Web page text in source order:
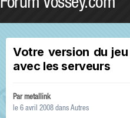
Forum Vossey.com
Votre version du
avec les serveurs
Parmetallink
le 6 avril 2008 dans Autres